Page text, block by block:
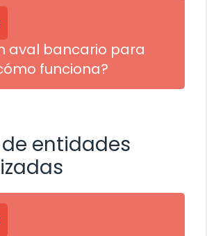
aval bancario para
funciona?
entidades